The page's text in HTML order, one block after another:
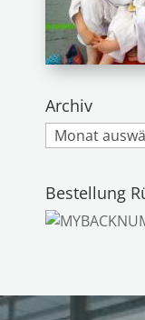
Archiv
Archiv
Bestellung